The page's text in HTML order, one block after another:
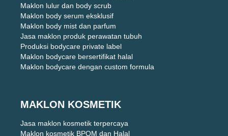
Maklon lulur dan body scrub
Maklon body serum eksklusif
Maklon body mist dan parfum
Jasa maklon produk perawatan tubuh
Produksi bodycare private label
Maklon bodycare bersertifikat halal
Maklon bodycare dengan custom formula
MAKLON KOSMETIK
Jasa maklon kosmetik terpercaya
Maklon kosmetik BPOM dan Halal